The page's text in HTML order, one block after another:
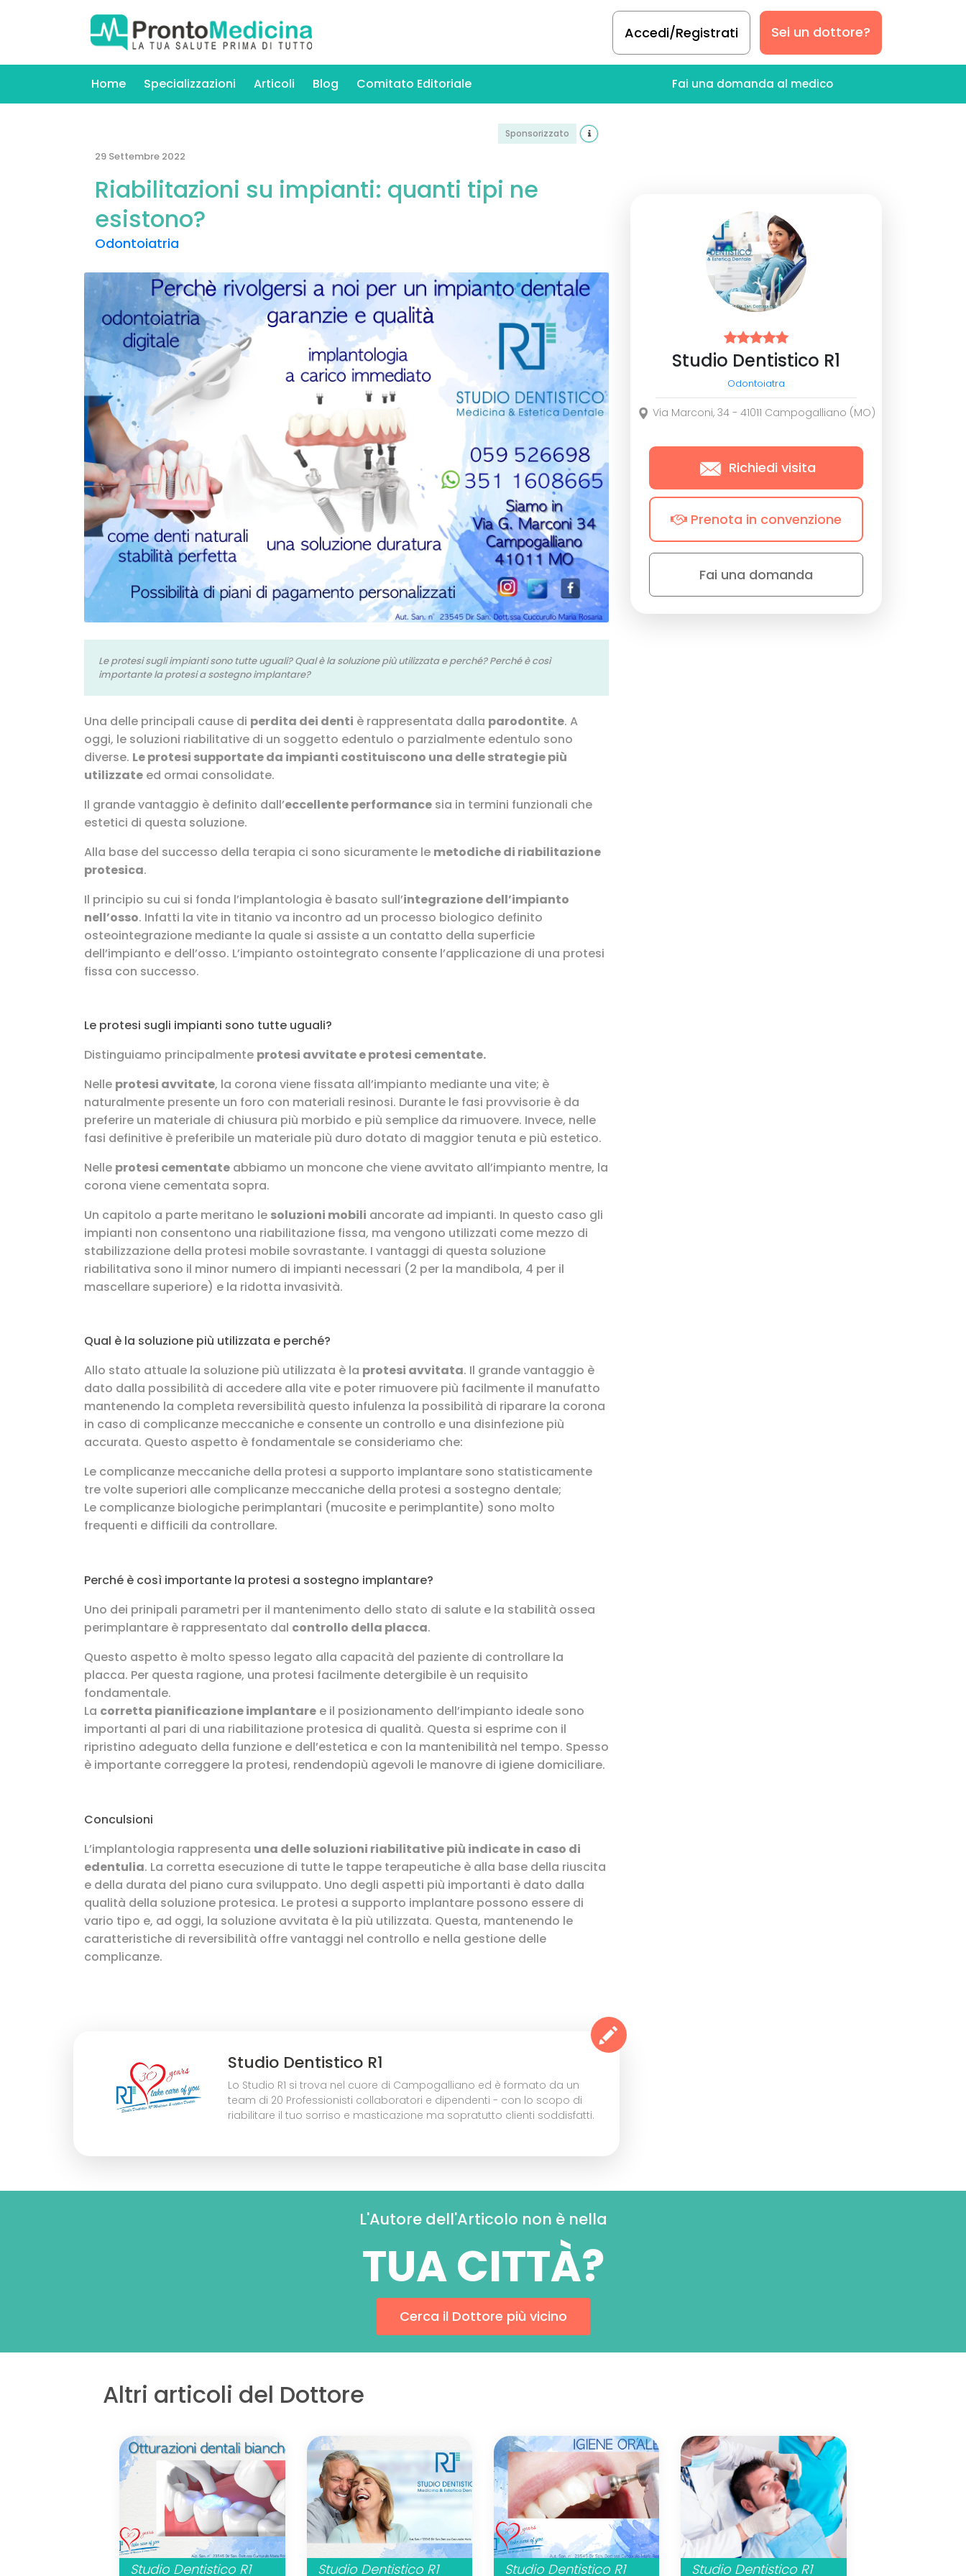
Accedi/Registrati Sei un dottore?
Home Specializzazioni Articoli Blog Comitato Editoriale Fai una domanda al medico
Sponsorizzato
29 Settembre 2022
Riabilitazioni su impianti: quanti tipi ne
esistono?
Odontoiatria
Le protesi sugli impianti sono tutte uguali? Qual è la soluzione più utilizzata e perché? Perché è così
importante la protesi a sostegno implantare?
Una delle principali cause di perdita dei denti è rappresentata dalla parodontite. A
oggi, le soluzioni riabilitative di un soggetto edentulo o parzialmente edentulo sono
diverse. Le protesi supportate da impianti costituiscono una delle strategie più
utilizzate ed ormai consolidate.
Il grande vantaggio è definito dall’eccellente performance sia in termini funzionali che
estetici di questa soluzione.
Alla base del successo della terapia ci sono sicuramente le metodiche di riabilitazione
protesica.
Il principio su cui si fonda l’implantologia è basato sull’integrazione dell’impianto
nell’osso. Infatti la vite in titanio va incontro ad un processo biologico definito
osteointegrazione mediante la quale si assiste a un contatto della superficie
dell’impianto e dell’osso. L’impianto ostointegrato consente l’applicazione di una protesi
fissa con successo.
Le protesi sugli impianti sono tutte uguali?
Distinguiamo principalmente protesi avvitate e protesi cementate.
Nelle protesi avvitate, la corona viene fissata all’impianto mediante una vite; è
naturalmente presente un foro con materiali resinosi. Durante le fasi provvisorie è da
preferire un materiale di chiusura più morbido e più semplice da rimuovere. Invece, nelle
fasi definitive è preferibile un materiale più duro dotato di maggior tenuta e più estetico.
Nelle protesi cementate abbiamo un moncone che viene avvitato all’impianto mentre, la
corona viene cementata sopra.
Un capitolo a parte meritano le soluzioni mobili ancorate ad impianti. In questo caso gli
impianti non consentono una riabilitazione fissa, ma vengono utilizzati come mezzo di
stabilizzazione della protesi mobile sovrastante. I vantaggi di questa soluzione
riabilitativa sono il minor numero di impianti necessari (2 per la mandibola, 4 per il
mascellare superiore) e la ridotta invasività.
Qual è la soluzione più utilizzata e perché?
Allo stato attuale la soluzione più utilizzata è la protesi avvitata. Il grande vantaggio è
dato dalla possibilità di accedere alla vite e poter rimuovere più facilmente il manufatto
mantenendo la completa reversibilità questo infulenza la possibilità di riparare la corona
in caso di complicanze meccaniche e consente un controllo e una disinfezione più
accurata. Questo aspetto è fondamentale se consideriamo che:
Le complicanze meccaniche della protesi a supporto implantare sono statisticamente
tre volte superiori alle complicanze meccaniche della protesi a sostegno dentale;
Le complicanze biologiche perimplantari (mucosite e perimplantite) sono molto
frequenti e difficili da controllare.
Perché è così importante la protesi a sostegno implantare?
Uno dei prinipali parametri per il mantenimento dello stato di salute e la stabilità ossea
perimplantare è rappresentato dal controllo della placca.
Questo aspetto è molto spesso legato alla capacità del paziente di controllare la
placca. Per questa ragione, una protesi facilmente detergibile è un requisito
fondamentale.
La corretta pianificazione implantare e il posizionamento dell’impianto ideale sono
importanti al pari di una riabilitazione protesica di qualità. Questa si esprime con il
ripristino adeguato della funzione e dell’estetica e con la mantenibilità nel tempo. Spesso
è importante correggere la protesi, rendendopiù agevoli le manovre di igiene domiciliare.
Conculsioni
L’implantologia rappresenta una delle soluzioni riabilitative più indicate in caso di
edentulia. La corretta esecuzione di tutte le tappe terapeutiche è alla base della riuscita
e della durata del piano cura sviluppato. Uno degli aspetti più importanti è dato dalla
qualità della soluzione protesica. Le protesi a supporto implantare possono essere di
vario tipo e, ad oggi, la soluzione avvitata è la più utilizzata. Questa, mantenendo le
caratteristiche di reversibilità offre vantaggi nel controllo e nella gestione delle
complicanze.
Studio Dentistico R1
Lo Studio R1 si trova nel cuore di Campogalliano ed è formato da un
team di 20 Professionisti collaboratori e dipendenti - con lo scopo di
riabilitare il tuo sorriso e masticazione ma sopratutto clienti soddisfatti.
Studio Dentistico R1
Odontoiatra
Via Marconi, 34 - 41011 Campogalliano (MO)
Richiedi visita
Prenota in convenzione
Fai una domanda
L'Autore dell'Articolo non è nella
TUA CITTÀ?
Cerca il Dottore più vicino
Altri articoli del Dottore
Studio Dentistico R1 Studio Dentistico R1 Studio Dentistico R1 Studio Dentistico R1